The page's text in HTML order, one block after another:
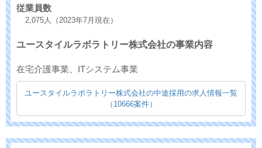
従業員数
2,075人（2023年7月現在）
ユースタイルラボラトリー株式会社の事業内容
在宅介護事業、ITシステム事業
ユースタイルラボラトリー株式会社の中途採用の求人情報一覧
（10666案件）